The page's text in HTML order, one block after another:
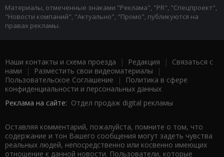
Материалы, отмеченные знаками "Реклама", "PR", "Спецпроект",
"Новости компаний", "Актуально", "Промо", публикуются на
правах рекламы.
Наши контакты и схема проезда | Редакция | Связаться с
нами | Разместить свои видеоматериалы |
Пользовательское Соглашение |
Политика в сфере
конфиденциальности и персональных данных
Реклама на сайте: Отдел продаж digital рекламы
Оставляя комментарий, пожалуйста, помните о том, что
содержание и тон Вашего сообщения могут задеть чувства
реальных людей, непосредственно или косвенно имеющих
отношение к данной новости. Пользователи, которые